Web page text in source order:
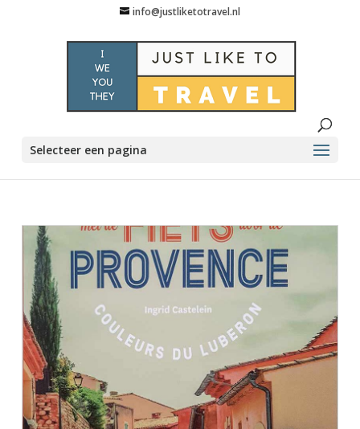
info@justliketotravel.nl
Selecteer een pagina